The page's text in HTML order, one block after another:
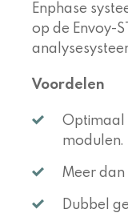
Enphase
op de Envoy-
Voordelen
Optimaal
modulen.
Meer dan
Dubbel